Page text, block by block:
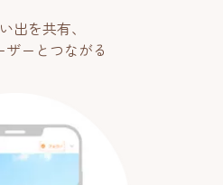
出を共有、
ーとつながる